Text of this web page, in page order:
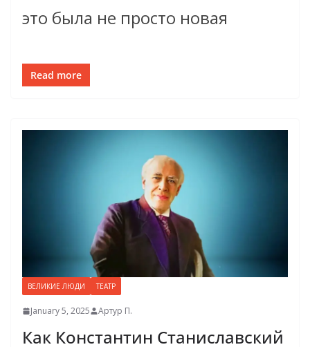
это была не просто новая
Read more
ВЕЛИКИЕ ЛЮДИ ТЕАТР
January 5, 2025 Артур П.
Как Константин Станиславский